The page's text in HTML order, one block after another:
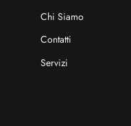
Chi Siamo
Contatti
Servizi